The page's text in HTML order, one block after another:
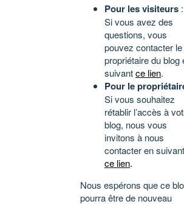
Pour les visiteurs :
Si vous avez des
questions, vous
pouvez contacter le
propriétaire du blog
suivantce lien.
Pour le
Si vous souhaitez
rétablir l’accès à
blog, nous vous
invitons à nous
contacter en suivant
ce lien.
Nous espérons que ce
pourra être de nouveau